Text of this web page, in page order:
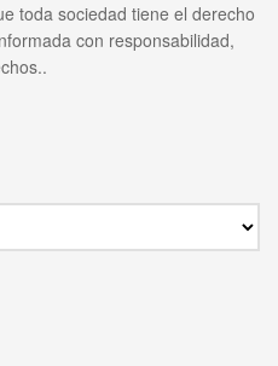
toda sociedad tiene el derecho
con responsabilidad,